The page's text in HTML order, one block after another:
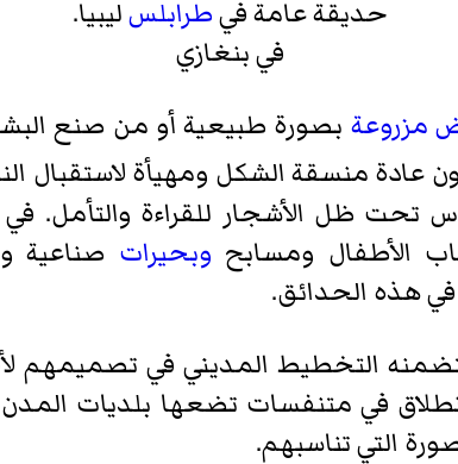
حديقة عامة فيطرابلسليبيا.
في بنغازي
مزروعة بصورة طبيعية أو من صنع
عادة منسقة الشكل ومهيأة لاستقبال
تحت ظل الأشجار للقراءة والتأمل.
الأطفال ومسابح وبحيرات صناعية
في هذه الحدائق.
التخطيط المديني في تصميمهم
في متنفسات تضعها بلديات
التي تناسبهم.